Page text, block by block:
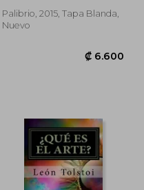
₡ 10.825
Licencia de
Cosmetología.
Palibrio, 2015, Tapa Blanda,
Nuevo